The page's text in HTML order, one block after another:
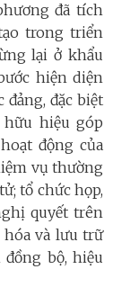
đã tích
trong triển
lại ở khẩu
hiện diện
đặc biệt
hiệu góp
động của
vụ thường
tổ chức họp,
quyết trên
hóa và lưu trữ
bộ, hiệu